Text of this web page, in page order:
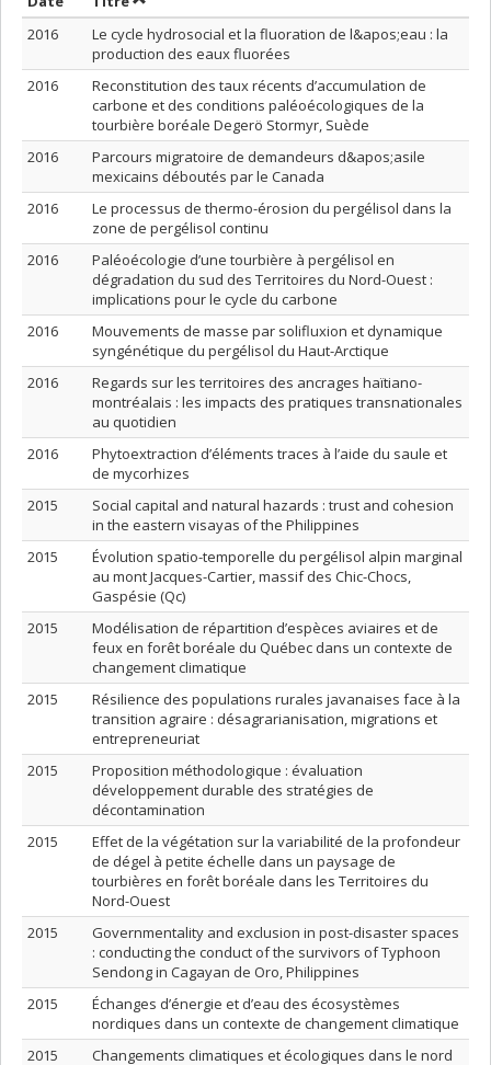
2016
Le cycle hydrosocial et la fluoration de l&apos;eau : la
production des eaux fluorées
2016
Reconstitution des taux récents d’accumulation de
carbone et des conditions paléoécologiques de la
tourbière boréale Degerö Stormyr, Suède
2016
Parcours migratoire de demandeurs d&apos;asile
mexicains déboutés par le Canada
2016
Le processus de thermo-érosion du pergélisol dans la
zone de pergélisol continu
2016
Paléoécologie d’une tourbière à pergélisol en
dégradation du sud des Territoires du Nord-Ouest :
implications pour le cycle du carbone
2016
Mouvements de masse par solifluxion et dynamique
syngénétique du pergélisol du Haut-Arctique
2016
Regards sur les territoires des ancrages haïtiano-
montréalais : les impacts des pratiques transnationales
au quotidien
2016
Phytoextraction d’éléments traces à l’aide du saule et
de mycorhizes
2015
Social capital and natural hazards : trust and cohesion
in the eastern visayas of the Philippines
2015
Évolution spatio-temporelle du pergélisol alpin marginal
au mont Jacques-Cartier, massif des Chic-Chocs,
Gaspésie (Qc)
2015
Modélisation de répartition d’espèces aviaires et de
feux en forêt boréale du Québec dans un contexte de
changement climatique
2015
Résilience des populations rurales javanaises face à la
transition agraire : désagrarianisation, migrations et
entrepreneuriat
2015
Proposition méthodologique : évaluation
développement durable des stratégies de
décontamination
2015
Effet de la végétation sur la variabilité de la profondeur
de dégel à petite échelle dans un paysage de
tourbières en forêt boréale dans les Territoires du
Nord-Ouest
2015
Governmentality and exclusion in post-disaster spaces
: conducting the conduct of the survivors of Typhoon
Sendong in Cagayan de Oro, Philippines
2015
Échanges d’énergie et d’eau des écosystèmes
nordiques dans un contexte de changement climatique
2015
Changements climatiques et écologiques dans le nord